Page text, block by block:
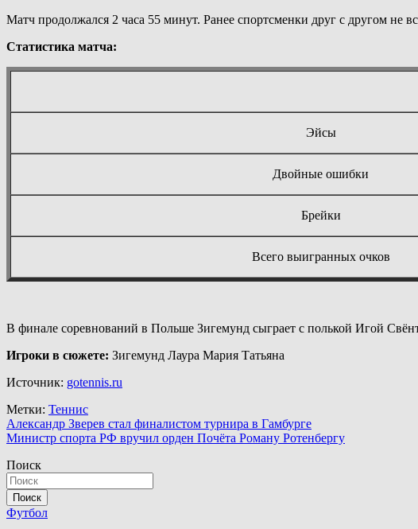
Матч продолжался 2 часа 55 минут. Ранее спортсменки друг с другом не
Статистика матча:
Эйсы
Двойные ошибки
Брейки
Всего выигранных очков
В финале соревнований в Польше Зигемунд сыграет с полькой Игой
Игроки в сюжете: Зигемунд Лаура Мария Татьяна
Источник: gotennis.ru
Метки: Теннис
Навигация
по
записям
Александр Зверев стал финалистом турнира в Гамбурге
Министр спорта РФ вручил орден Почёта Роману Ротенбергу
Поиск
Поиск
Футбол